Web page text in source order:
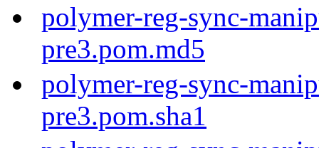
polymer-reg-sync-
pre3.pom.md5
polymer-reg-sync-
pre3.pom.sha1